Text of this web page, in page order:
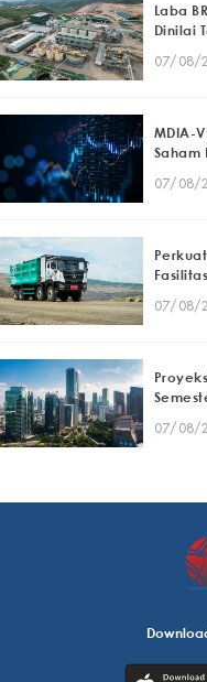
Laba
Dinilai
07/08/
MDIA-
Saham
07/08/
07/08/
07/08/